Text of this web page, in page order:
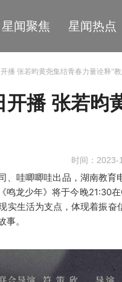
星闻聚焦 星闻热点
播 张若昀黄尧集结青春力量诠释“
开播 张若
时间：2023-
、哇唧唧哇出品，湖南教
鸣龙少年》将于今晚21:30在
实生活为支点，体现着振
。